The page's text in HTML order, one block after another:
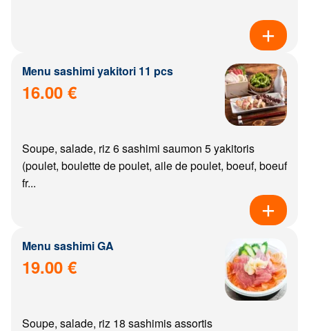
Menu sashimi yakitori 11 pcs
16.00 €
Soupe, salade, riz 6 sashimi saumon 5 yakitoris
(poulet, boulette de poulet, aile de poulet, boeuf, boeuf
fr...
Menu sashimi GA
19.00 €
Soupe, salade, riz 18 sashimis assortis